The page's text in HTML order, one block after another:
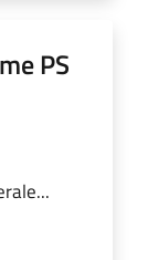
PS